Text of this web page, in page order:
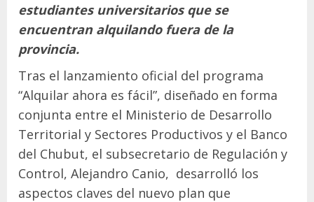
estudiantes universitarios que se
encuentran alquilando fuera de la
provincia.
Tras el lanzamiento oficial del programa
“Alquilar ahora es fácil”, diseñado en forma
conjunta entre el Ministerio de Desarrollo
Territorial y Sectores Productivos y el Banco
del Chubut, el subsecretario de Regulación y
Control, Alejandro Canio, desarrolló los
aspectos claves del nuevo plan que